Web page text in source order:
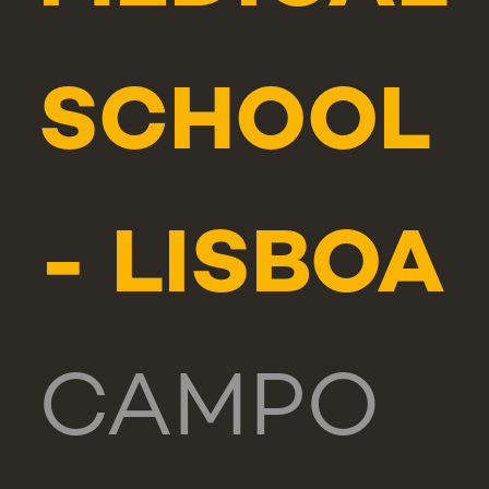
SCHOOL
- LISBOA
CAMPO